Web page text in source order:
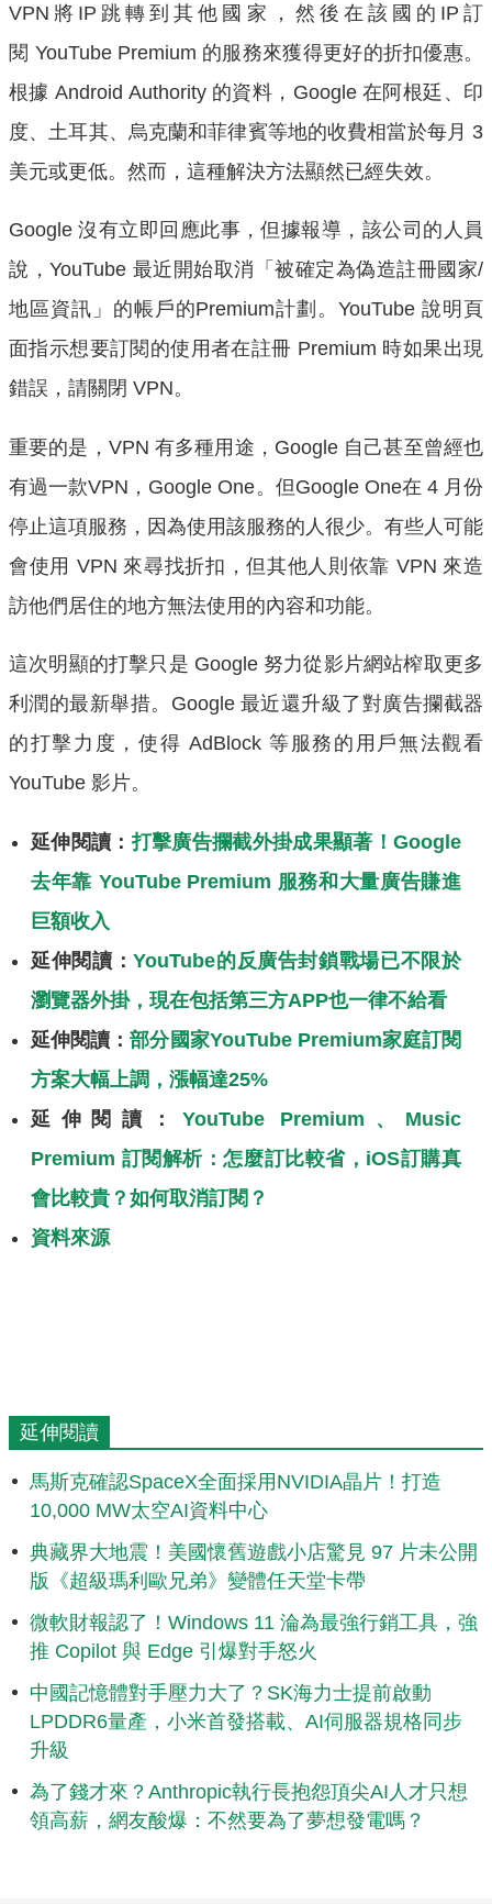
VPN將IP跳轉到其他國家，然後在該國的IP訂
閱 YouTube Premium 的服務來獲得更好的折扣優惠。
根據 Android Authority 的資料，Google 在阿根廷、印
度、土耳其、烏克蘭和菲律賓等地的收費相當於每月 3
美元或更低。然而，這種解決方法顯然已經失效。
Google 沒有立即回應此事，但據報導，該公司的人員
說，YouTube 最近開始取消「被確定為偽造註冊國家/
地區資訊」的帳戶的Premium計劃。YouTube 說明頁
面指示想要訂閱的使用者在註冊 Premium 時如果出現
錯誤，請關閉 VPN。
重要的是，VPN 有多種用途，Google 自己甚至曾經也
有過一款VPN，Google One。但Google One在 4 月份
停止這項服務，因為使用該服務的人很少。有些人可能
會使用 VPN 來尋找折扣，但其他人則依靠 VPN 來造
訪他們居住的地方無法使用的內容和功能。
這次明顯的打擊只是 Google 努力從影片網站榨取更多
利潤的最新舉措。Google 最近還升級了對廣告攔截器
的打擊力度，使得 AdBlock 等服務的用戶無法觀看
YouTube 影片。
延伸閱讀：打擊廣告攔截外掛成果顯著！Google
去年靠 YouTube Premium 服務和大量廣告賺進
巨額收入
延伸閱讀：YouTube的反廣告封鎖戰場已不限於
瀏覽器外掛，現在包括第三方APP也一律不給看
延伸閱讀：部分國家YouTube Premium家庭訂閱
方案大幅上調，漲幅達25%
延伸閱讀： YouTube Premium、Music
Premium 訂閱解析：怎麼訂比較省，iOS訂購真
會比較貴？如何取消訂閱？
資料來源
延伸閱讀
馬斯克確認SpaceX全面採用NVIDIA晶片！打造
10,000 MW太空AI資料中心
典藏界大地震！美國懷舊遊戲小店驚見 97 片未公開
版《超級瑪利歐兄弟》變體任天堂卡帶
微軟財報認了！Windows 11 淪為最強行銷工具，強
推 Copilot 與 Edge 引爆對手怒火
中國記憶體對手壓力大了？SK海力士提前啟動
LPDDR6量產，小米首發搭載、AI伺服器規格同步
升級
為了錢才來？Anthropic執行長抱怨頂尖AI人才只想
領高薪，網友酸爆：不然要為了夢想發電嗎？